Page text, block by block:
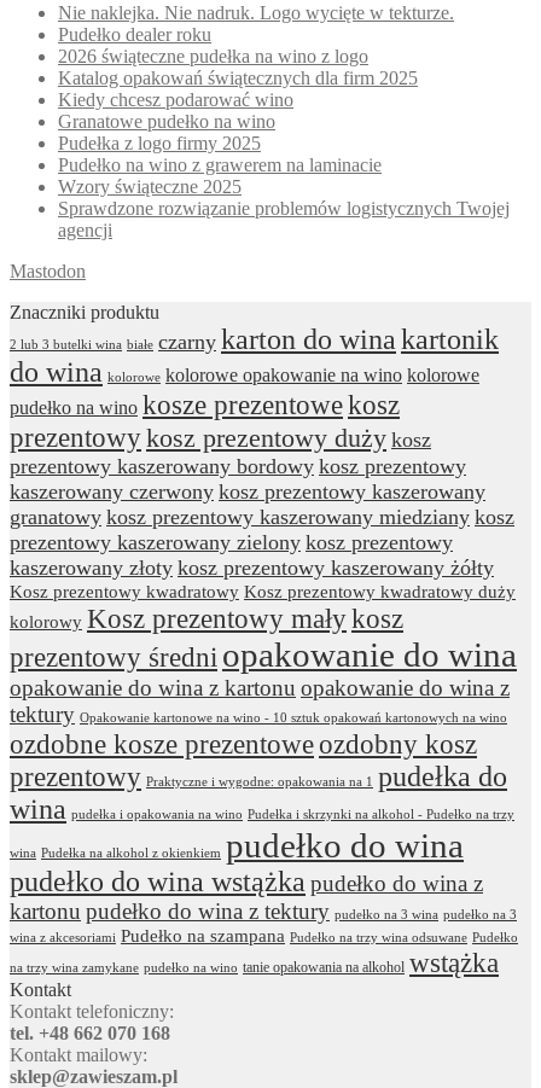
Nie naklejka. Nie nadruk. Logo wycięte w tekturze.
Pudełko dealer roku
2026 świąteczne pudełka na wino z logo
Katalog opakowań świątecznych dla firm 2025
Kiedy chcesz podarować wino
Granatowe pudełko na wino
Pudełka z logo firmy 2025
Pudełko na wino z grawerem na laminacie
Wzory świąteczne 2025
Sprawdzone rozwiązanie problemów logistycznych Twojej
agencji
Mastodon
Znaczniki produktu
2 lub 3 butelki wina białe czarny karton do wina kartonik
do wina kolorowe kolorowe opakowanie na wino kolorowe
pudełko na wino kosze prezentowekosz
prezentowykosz prezentowy duży kosz
prezentowy kaszerowany bordowy kosz prezentowy
kaszerowany czerwony kosz prezentowy kaszerowany
granatowy kosz prezentowy kaszerowany miedziany kosz
prezentowy kaszerowany zielony kosz prezentowy
kaszerowany złoty kosz prezentowy kaszerowany żółty
Kosz prezentowy kwadratowy Kosz prezentowy kwadratowy duży
kolorowy Kosz prezentowy małykosz
prezentowy średni opakowanie do wina
opakowanie do wina z kartonu opakowanie do wina z
tektury Opakowanie kartonowe na wino - 10 sztuk opakowań kartonowych na wino
ozdobne kosze prezentoweozdobny kosz
prezentowy Praktyczne i wygodne: opakowania na 1
pudełka do
wina pudełka i opakowania na wino Pudełka i skrzynki na alkohol - Pudełko na trzy
wina Pudełka na alkohol z okienkiem pudełko do wina
pudełko do wina wstążka pudełko do wina z
kartonu pudełko do wina z tektury pudełko na 3 wina pudełko na 3
wina z akcesoriami Pudełko na szampana Pudełko na trzy wina odsuwane Pudełko
na trzy wina zamykane pudełko na wino tanie opakowania na alkohol wstążka
Kontakt
Kontakt telefoniczny:
tel. +48 662 070 168
Kontakt mailowy:
sklep@zawieszam.pl